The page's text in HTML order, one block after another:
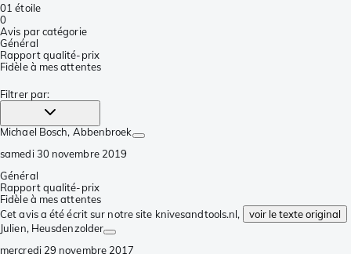
01 étoile
0
Avis par catégorie
Général
Rapport qualité-prix
Fidèle à mes attentes
Filtrer par:
Michael Bosch, Abbenbroek
samedi 30 novembre 2019
Général
Rapport qualité-prix
Fidèle à mes attentes
Cet avis a été écrit sur notre site knivesandtools.nl,
voir le texte original
Julien, Heusdenzolder
mercredi 29 novembre 2017